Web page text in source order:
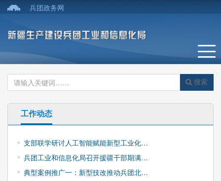
兵团政务网
搜索
工作动态
支部联学研讨人工智能赋能新型工业化…
兵团工业和信息化局召开援疆干部期满…
典型案例推广一：新型技改推动兵团北…